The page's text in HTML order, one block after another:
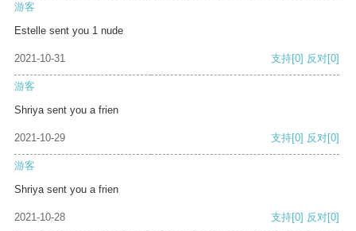
游客
Estelle sent you 1 nude
2021-10-31 支持[0] 反对[0]
游客
Shriya sent you a frien
2021-10-29 支持[0] 反对[0]
游客
Shriya sent you a frien
2021-10-28 支持[0] 反对[0]